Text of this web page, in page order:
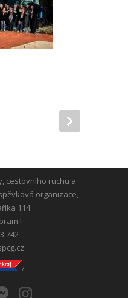
cestovního ruchu a
organizace,
114
I
742
/